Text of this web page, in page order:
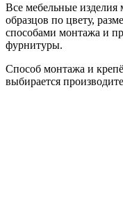
Все мебельные изделия
образцов по цвету,
способами монтажа и
фурнитуры.
Способ монтажа и
выбирается